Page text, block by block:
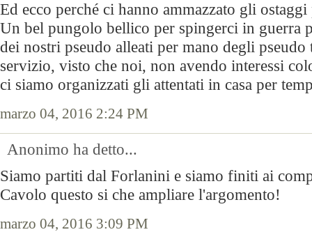
Ed ecco perché ci hanno ammazzato gli
Un bel pungolo bellico per spingerci in guerra
dei nostri pseudo alleati per mano degli
servizio, visto che noi, non avendo interessi
ci siamo organizzati gli attentati in casa per
marzo 04, 2016 2:24 PM
Anonimo ha detto...
Siamo partiti dal Forlanini e siamo finiti ai
Cavolo questo si che ampliare l'argomento!
marzo 04, 2016 3:09 PM